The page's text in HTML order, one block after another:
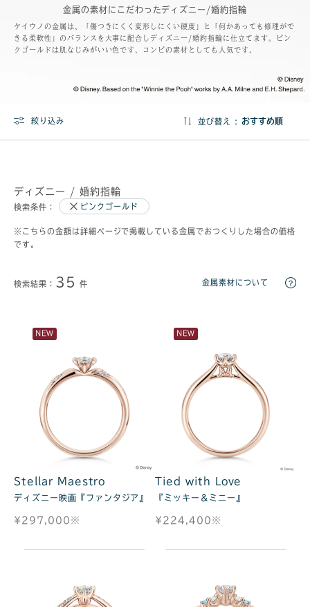
金属の素材にこだわったディズニー/婚約指輪
ケイウノの金属は、「傷つきにくく変形しにくい硬度」と「何かあっても修理がで
きる柔軟性」のバランスを大事に配合しディズニー/婚約指輪に仕立てます。ピン
クゴールドは肌なじみがいい色です、コンビの素材としても人気です。
絞り込み 並び替え :
ディズニー / 婚約指輪
検索条件： ピンクゴールド
※こちらの金額は詳細ページで掲載している金属でおつくりした場合の価格
です。
検索結果： 35 件 金属素材について
NEW
Stellar Maestro
ディズニー映画『ファンタジア』
¥297,000※
NEW
Tied with Love
『ミッキー＆ミニー』
¥224,400※